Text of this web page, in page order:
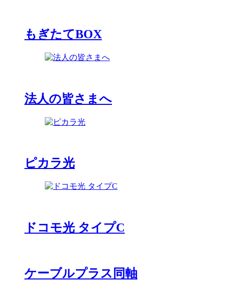
もぎたてBOX
法人の皆さまへ
ピカラ光
ドコモ光 タイプC
ケーブルプラス同軸